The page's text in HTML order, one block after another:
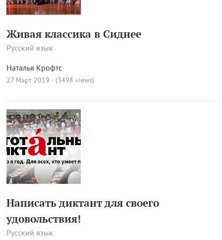
Живая классика в Сиднее
Русский язык
Наталья Крофтс
27 Март 2019 · (3498 views)
Написать диктант для своего
удовольствия!
Русский язык